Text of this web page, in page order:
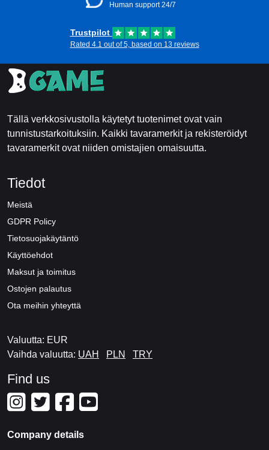
Human support 24/7
Trustpilot
Rated 4.1 out of 5, based on 13 reviews
Tällä verkkosivustolla käytetyt tuotenimet ovat vain
tunnistustarkoituksiin. Kaikki tavaramerkit ja rekisteröidyt
tavaramerkit ovat niiden omistajien omaisuutta.
Tiedot
Meistä
GDPR Policy
Tietosuojakäytäntö
Käyttöehdot
Maksut ja toimitus
Ostojen palautus
Ota meihin yhteyttä
Valuutta: EUR
Vaihda valuutta: UAH PLN TRY
Find us
Company details